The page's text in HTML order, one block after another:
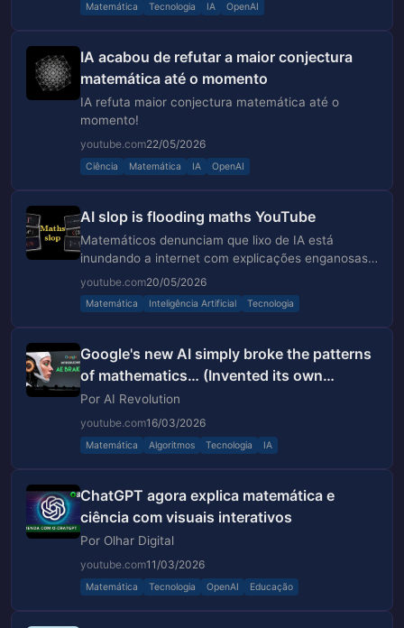
Matemática Tecnologia IA OpenAI
IA acabou de refutar a maior conjectura
matemática até o momento
IA refuta maior conjectura matemática até o
momento!
youtube.com22/05/2026
Ciência Matemática IA OpenAI
AI slop is flooding maths YouTube
Matemáticos denunciam que lixo de IA está
inundando a internet com explicações enganosas
de matemática.
youtube.com20/05/2026
Matemática Inteligência Artificial Tecnologia
Google's new AI simply broke the patterns
of mathematics… (Invented its own
algorithms)
Por AI Revolution
youtube.com16/03/2026
Matemática Algoritmos Tecnologia IA
ChatGPT agora explica matemática e
ciência com visuais interativos
Por Olhar Digital
youtube.com11/03/2026
Matemática Tecnologia OpenAI Educação